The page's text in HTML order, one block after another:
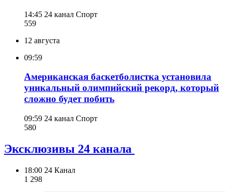
14:45 24 канал Спорт
559
12 августа
09:59
Американская баскетболистка установила
уникальный олимпийский рекорд, который
сложно будет побить
09:59 24 канал Спорт
580
Эксклюзивы 24 канала
18:00 24 Канал
1 298